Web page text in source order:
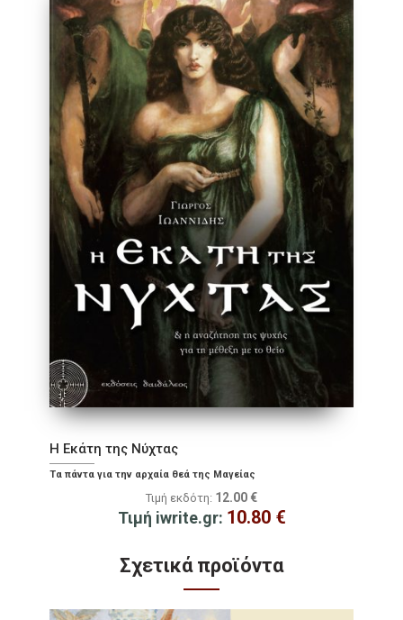
Η Εκάτη της Νύχτας
Τα πάντα για την αρχαία θεά της Μαγείας
Τιμή εκδότη: 12.00 €
Τιμή iwrite.gr: 10.80 €
Σχετικά προϊόντα